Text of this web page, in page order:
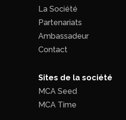
La Société
Partenariats
Ambassadeur
Contact
Sites de la société
MCA Seed
MCA Time